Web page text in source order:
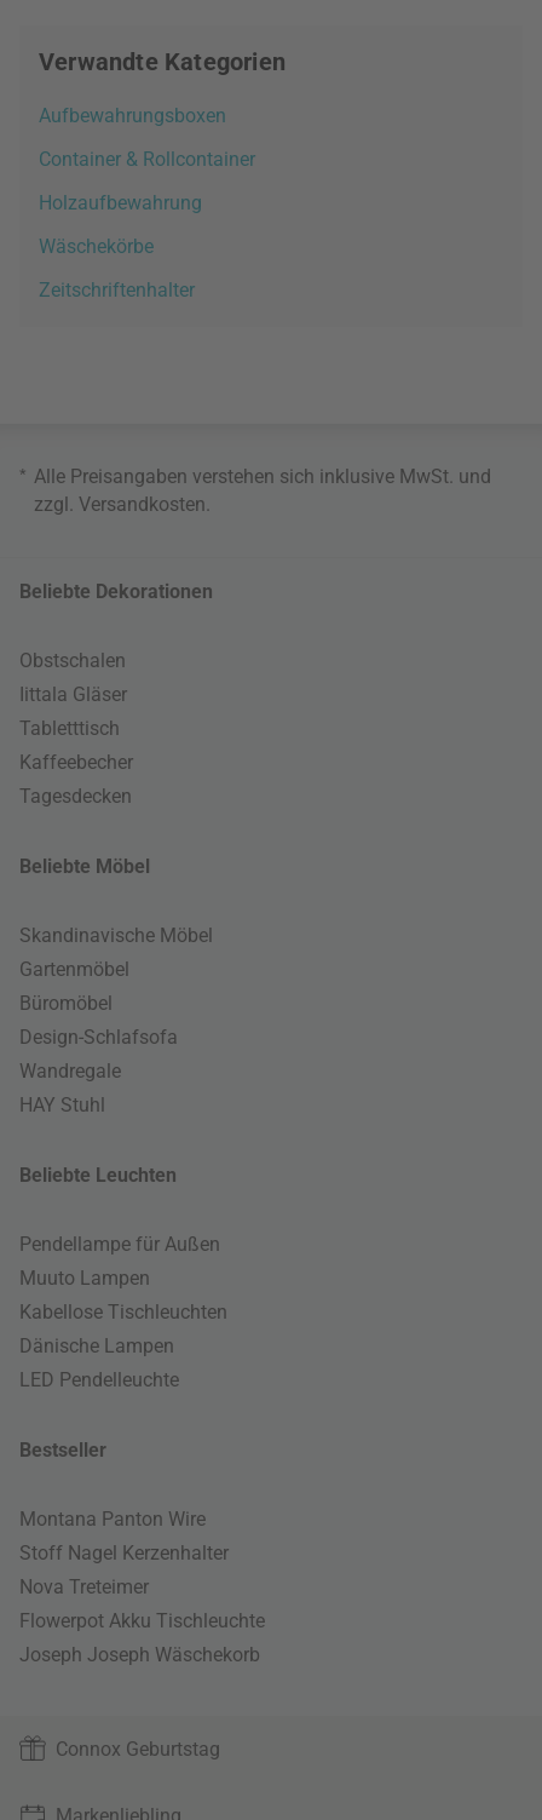
Verwandte Kategorien
Aufbewahrungsboxen
Container & Rollcontainer
Holzaufbewahrung
Wäschekörbe
Zeitschriftenhalter
* Alle Preisangaben verstehen sich inklusive MwSt. und
zzgl. Versandkosten.
Beliebte Dekorationen
Obstschalen
Iittala Gläser
Tabletttisch
Kaffeebecher
Tagesdecken
Beliebte Möbel
Skandinavische Möbel
Gartenmöbel
Büromöbel
Design-Schlafsofa
Wandregale
HAY Stuhl
Beliebte Leuchten
Pendellampe für Außen
Muuto Lampen
Kabellose Tischleuchten
Dänische Lampen
LED Pendelleuchte
Bestseller
Montana Panton Wire
Stoff Nagel Kerzenhalter
Nova Treteimer
Flowerpot Akku Tischleuchte
Joseph Joseph Wäschekorb
Connox Geburtstag